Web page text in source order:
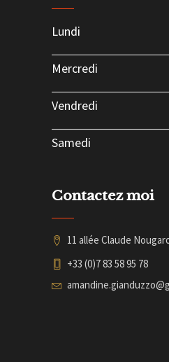
Lundi
Mercredi
Vendredi
Samedi
Contactez moi
11 allée Claude
+33 (0)7 83 58 95 78